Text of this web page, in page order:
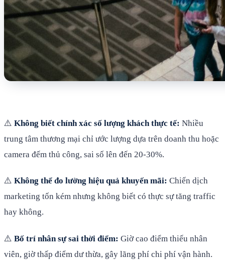
⚠️ Không biết chính xác số lượng khách thực tế: Nhiều
trung tâm thương mại chỉ ước lượng dựa trên doanh thu hoặc
camera đếm thủ công, sai số lên đến 20-30%.
⚠️ Không thể đo lường hiệu quả khuyến mãi: Chiến dịch
marketing tốn kém nhưng không biết có thực sự tăng traffic
hay không.
⚠️ Bố trí nhân sự sai thời điểm: Giờ cao điểm thiếu nhân
viên, giờ thấp điểm dư thừa, gây lãng phí chi phí vận hành.